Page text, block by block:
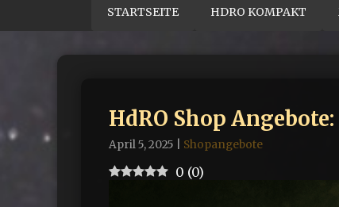
STARTSEITE HDRO KOMPAKT
HdRO Shop Angebote:
April 5, 2025 Shopangebote
0 (0)